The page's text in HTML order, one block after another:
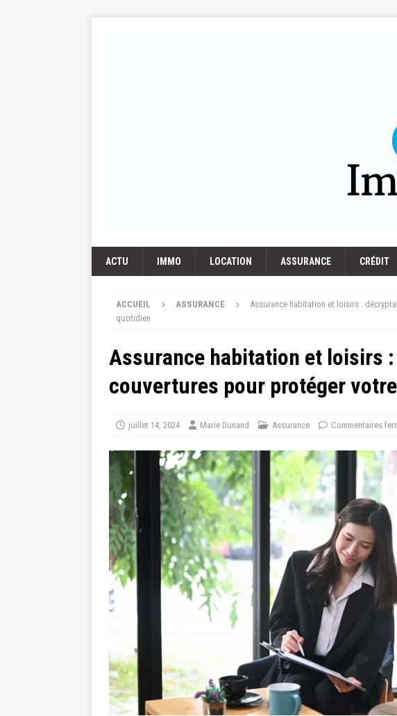
ACTU IMMO LOCATION ASSURANCE CRÉDIT
ACCUEIL ASSURANCE
Assurance habitation et loisirs :
quotidien
Assurance habitation et loisirs
couvertures pour protéger
juillet 14, 2024 Marie Dunand Assurance Commentaires